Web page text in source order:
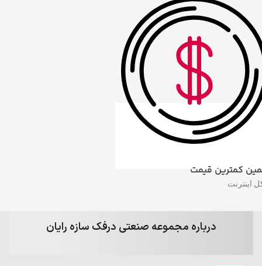
کمترین قیمت
اینترنت
درباره مجموعه صنعتی درفک سازه رایان